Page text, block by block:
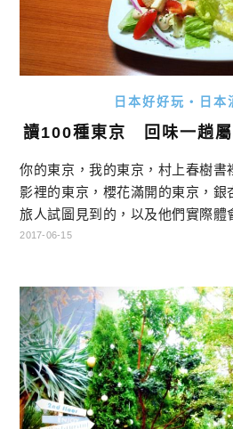
日本好好玩・日本
讀100種東京 回味一趟屬
你的東京，我的東京，村上春樹書
影裡的東京，櫻花滿開的東京，銀
旅人試圖見到的，以及他們實際體
京呢？讀著<100種東京>，我不禁
年20出頭歲，初次嘗試自助旅行
南針，一個人研 […]…
2017-06-15